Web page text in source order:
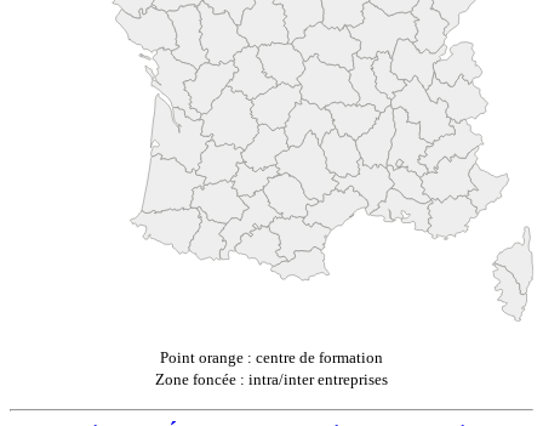
Point orange : centre de formation
Zone foncée : intra/inter entreprises